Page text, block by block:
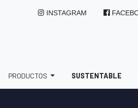
INSTAGRAM
PRODUCTOS SUSTENTABLE